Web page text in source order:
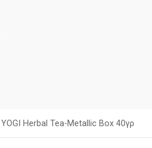
YOGI Herbal Tea-Metallic Box 40γρ